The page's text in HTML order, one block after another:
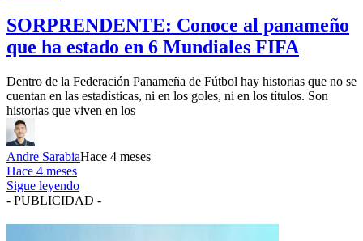
SORPRENDENTE: Conoce al panameño
que ha estado en 6 Mundiales FIFA
Dentro de la Federación Panameña de Fútbol hay historias que no se
cuentan en las estadísticas, ni en los goles, ni en los títulos. Son
historias que viven en los
Andre SarabiaHace 4 meses
Hace 4 meses
Sigue leyendo
- PUBLICIDAD -